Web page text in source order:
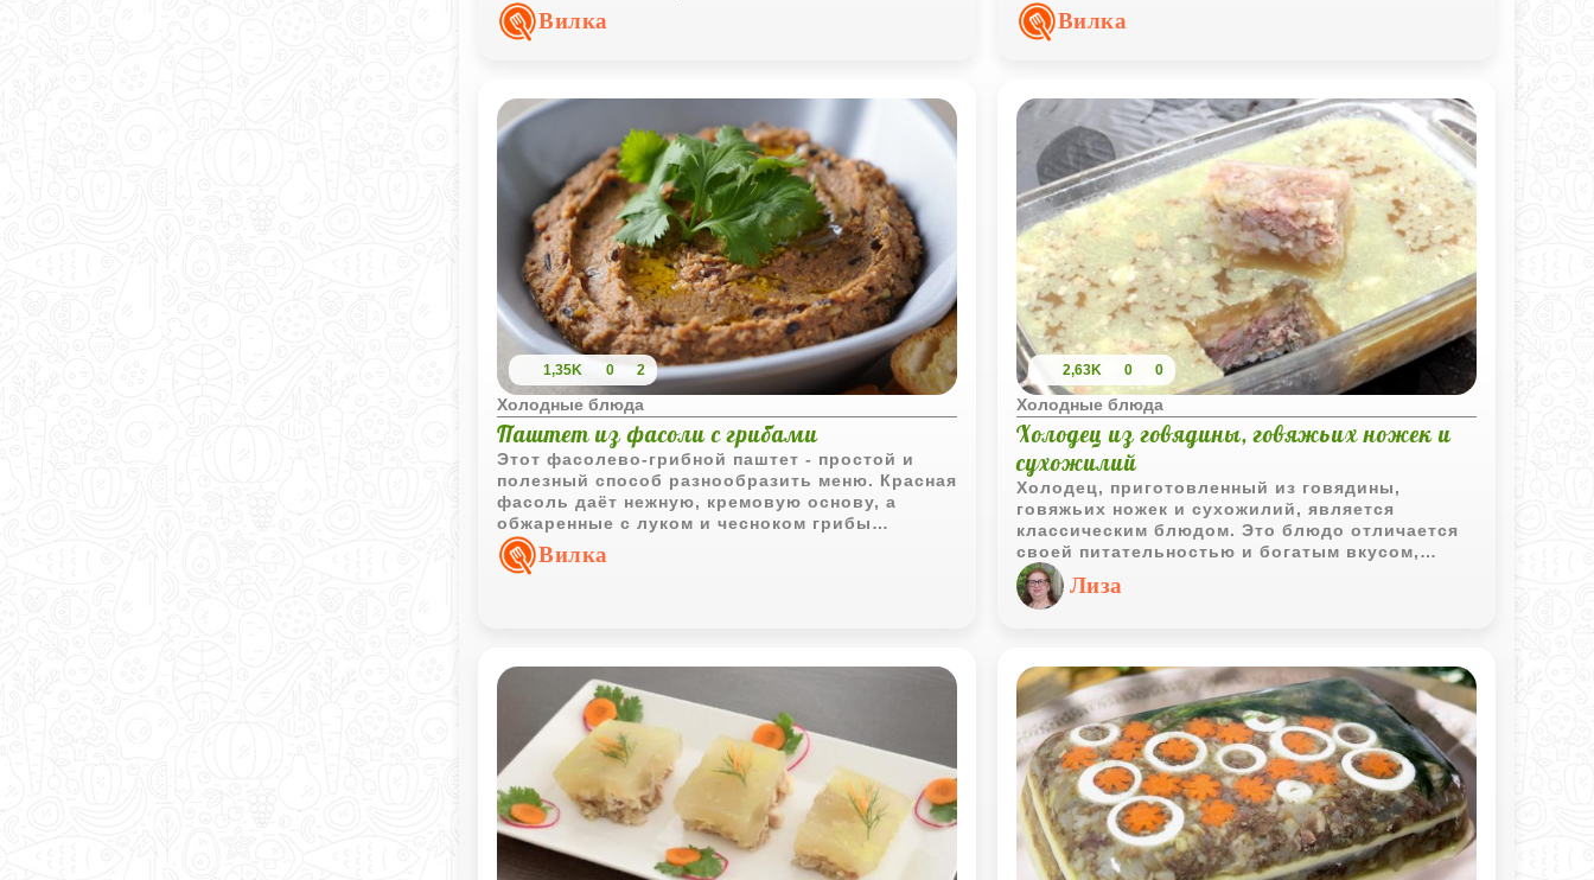
воздушным тестом, а свежие листья салата
добавляют легкость и свежесть.
Вилка
специями, а благодаря желатину холодец
отлично держит форму.
Вилка
1,35K 0 2
Холодные блюда
Паштет из фасоли с грибами
Этот фасолево‑грибной паштет - простой и
полезный способ разнообразить меню. Красная
фасоль даёт нежную, кремовую основу, а
обжаренные с луком и чесноком грибы
добавляют насыщенный вкус и аромат.
Немного кинзы и растительного масла - и
становясь только вкуснее.
Вилка
2,63K 0 0
Холодные блюда
Холодец из говядины, говяжьих ножек и
сухожилий
Холодец, приготовленный из говядины,
говяжьих ножек и сухожилий, является
классическим блюдом. Это блюдо отличается
своей питательностью и богатым вкусом,
благодаря сочетанию мяса и желатиновой
основы, которая образуется в процессе
длительного варения. Это блюдо отличается
коллагена, который полезен для суставов и
кожи. Холодец традиционно подается
холодным и часто украшается зеленью и
горчицей.
Лиза